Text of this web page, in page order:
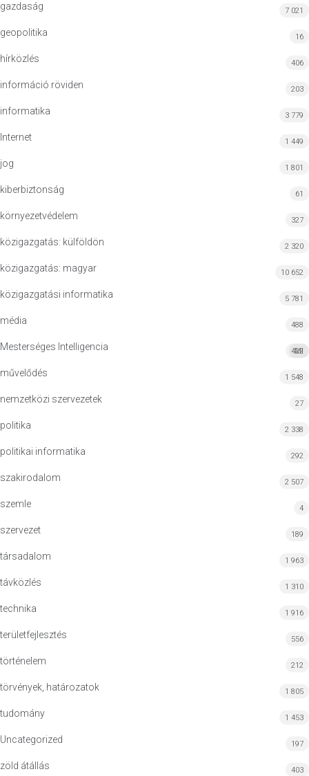
gazdaság 7 021
geopolitika 16
hírközlés 406
információ röviden 203
informatika 3 779
Internet 1 449
jog 1 801
kiberbiztonság 61
környezetvédelem 327
közigazgatás: külföldön 2 320
közigazgatás: magyar 10 652
közigazgatási informatika 5 781
média 488
Mesterséges Intelligencia MI
422
művelődés 1 548
nemzetközi szervezetek 27
politika 2 338
politikai informatika 292
szakirodalom 2 507
szemle 4
szervezet 189
társadalom 1 963
távközlés 1 310
technika 1 916
területfejlesztés 556
történelem 212
törvények, határozatok 1 805
tudomány 1 453
Uncategorized 197
zöld átállás 403